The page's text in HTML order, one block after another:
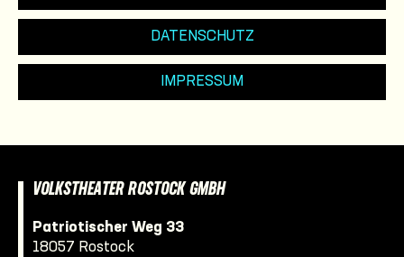
DATENSCHUTZ
IMPRESSUM
VOLKSTHEATER ROSTOCK GMBH
Patriotischer Weg 33
18057 Rostock